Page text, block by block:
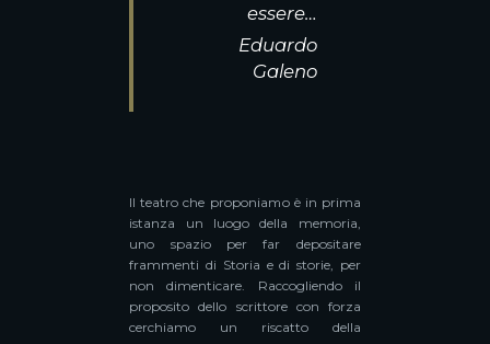
essere…
Eduardo
Galeno
Il teatro che proponiamo è in prima
istanza un luogo della memoria,
uno spazio per far depositare
frammenti di Storia e di storie, per
non dimenticare. Raccogliendo il
proposito dello scrittore con forza
cerchiamo un riscatto della